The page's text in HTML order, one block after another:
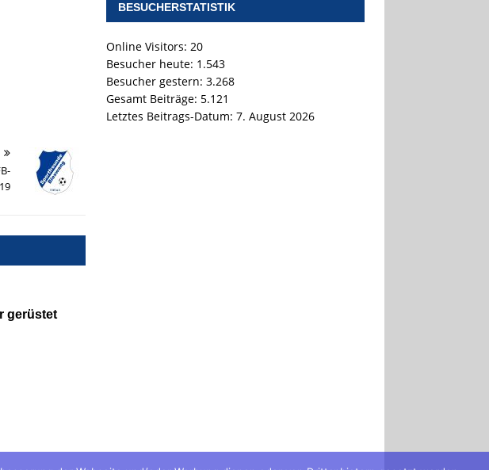
gerüstet
BESUCHERSTATISTIK
Online Visitors: 20
Besucher heute: 1.543
Besucher gestern: 3.268
Gesamt Beiträge: 5.121
Letztes Beitrags-Datum: 7. August 2026